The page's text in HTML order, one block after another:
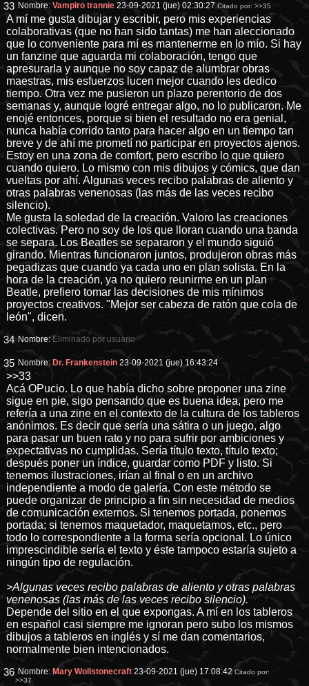
33 Nombre:Vampiro trannie 23-09-2021 (jue) 02:30:27 Citado por:>>35
A mí me gusta dibujar y escribir, pero mis experiencias
colaborativas (que no han sido tantas) me han aleccionado
que lo conveniente para mí es mantenerme en lo mío. Si hay
un fanzine que aguarda mi colaboración, tengo que
apresurarla y aunque no soy capaz de alumbrar obras
maestras, mis esfuerzos lucen mejor cuando les dedico
tiempo. Otra vez me pusieron un plazo perentorio de dos
semanas y, aunque logré entregar algo, no lo publicaron. Me
enojé entonces, porque si bien el resultado no era genial,
nunca había corrido tanto para hacer algo en un tiempo tan
breve y de ahí me prometí no participar en proyectos ajenos.
Estoy en una zona de comfort, pero escribo lo que quiero
cuando quiero. Lo mismo con mis dibujos y cómics, que dan
vueltas por ahí. Algunas veces recibo palabras de aliento y
otras palabras venenosas (las más de las veces recibo
silencio).
Me gusta la soledad de la creación. Valoro las creaciones
colectivas. Pero no soy de los que lloran cuando una banda
se separa. Los Beatles se separaron y el mundo siguió
girando. Mientras funcionaron juntos, produjeron obras más
pegadizas que cuando ya cada uno en plan solista. En la
hora de la creación, ya no quiero reunirme en un plan
Beatle, prefiero tomar las decisiones de mis mínimos
proyectos creativos. "Mejor ser cabeza de ratón que cola de
león", dicen.
34 Nombre:Eliminado por usuario
35 Nombre: Dr. Frankenstein 23-09-2021 (jue) 16:43:24
>>33
Acá OPucio. Lo que había dicho sobre proponer una zine
sigue en pie, sigo pensando que es buena idea, pero me
refería a una zine en el contexto de la cultura de los tableros
anónimos. Es decir que sería una sátira o un juego, algo
para pasar un buen rato y no para sufrir por ambiciones y
expectativas no cumplidas. Sería título texto, título texto;
después poner un índice, guardar como PDF y listo. Si
tenemos ilustraciones, irían al final o en un archivo
independiente a modo de galería. Con este método se
puede organizar de principio a fin sin necesidad de medios
de comunicación externos. Si tenemos portada, ponemos
portada; si tenemos maquetador, maquetamos, etc., pero
todo lo correspondiente a la forma sería opcional. Lo único
imprescindible sería el texto y éste tampoco estaría sujeto a
ningún tipo de regulación.
>Algunas veces recibo palabras de aliento y otras palabras
venenosas (las más de las veces recibo silencio).
Depende del sitio en el que expongas. A mí en los tableros
en español casi siempre me ignoran pero subo los mismos
dibujos a tableros en inglés y sí me dan comentarios,
normalmente bien intencionados.
36 Nombre: Mary Wollstonecraft 23-09-2021 (jue) 17:08:42 Citado por:
>>37